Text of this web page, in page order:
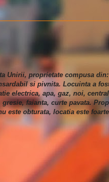
Unirii, proprietate compusa
si pivnita. Locuinta a
electrica, apa, gaz, noi,
faianta, curte pavata.
este obturata, locatia este